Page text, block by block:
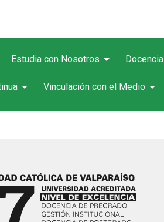
Estudia con Nosotros arrow_drop_down Docencia
arrow_drop_down Vinculación con el Medio arrow_drop_down